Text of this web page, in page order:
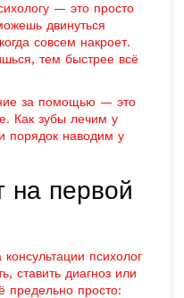
— это просто
двинуться
совсем накроет.
тем быстрее всё
за помощью — это
Как зубы лечим у
порядок наводим у
на первой
психолог
ставить диагноз или
предельно просто: